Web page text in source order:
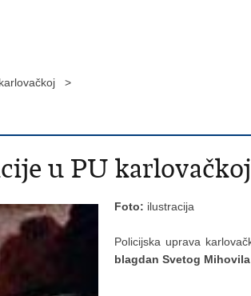
karlovačkoj >
u PU karlovačkoj
Foto: ilustracija
Policijska uprava
blagdan Svetog Mihovila